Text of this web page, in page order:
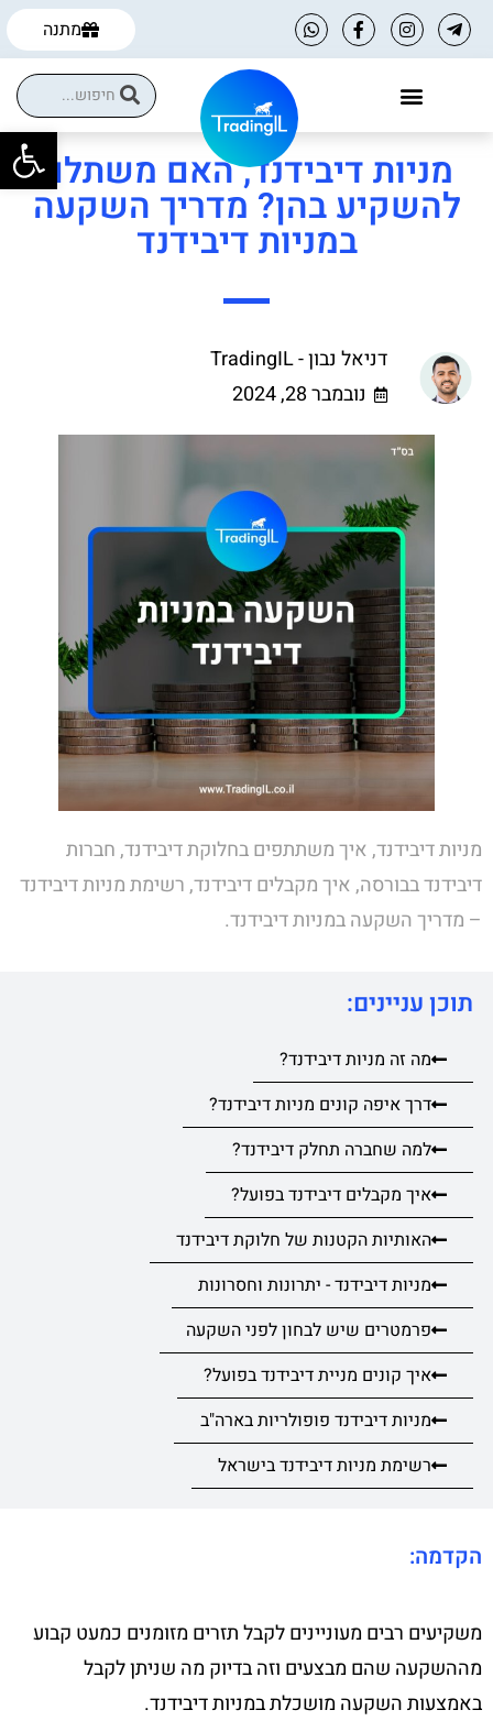
מתנה
מניות דיבידנד, האם משתלם
להשקיע בהן? מדריך השקעה
במניות דיבידנד
דניאל נבון - TradingIL
נובמבר 28, 2024
מניות דיבידנד, איך משתתפים בחלוקת דיבידנד, חברות
דיבידנד בבורסה, איך מקבלים דיבידנד, רשימת מניות דיבידנד
– מדריך השקעה במניות דיבידנד.
תוכן עניינים:
מה זה מניות דיבידנד?
דרך איפה קונים מניות דיבידנד?
למה שחברה תחלק דיבידנד?
איך מקבלים דיבידנד בפועל?
האותיות הקטנות של חלוקת דיבידנד
מניות דיבידנד - יתרונות וחסרונות
פרמטרים שיש לבחון לפני השקעה
איך קונים מניית דיבידנד בפועל?
מניות דיבידנד פופולריות בארה"ב
רשימת מניות דיבידנד בישראל
הקדמה:
משקיעים רבים מעוניינים לקבל תזרים מזומנים כמעט קבוע
מההשקעה שהם מבצעים וזה בדיוק מה שניתן לקבל
באמצעות השקעה מושכלת במניות דיבידנד.